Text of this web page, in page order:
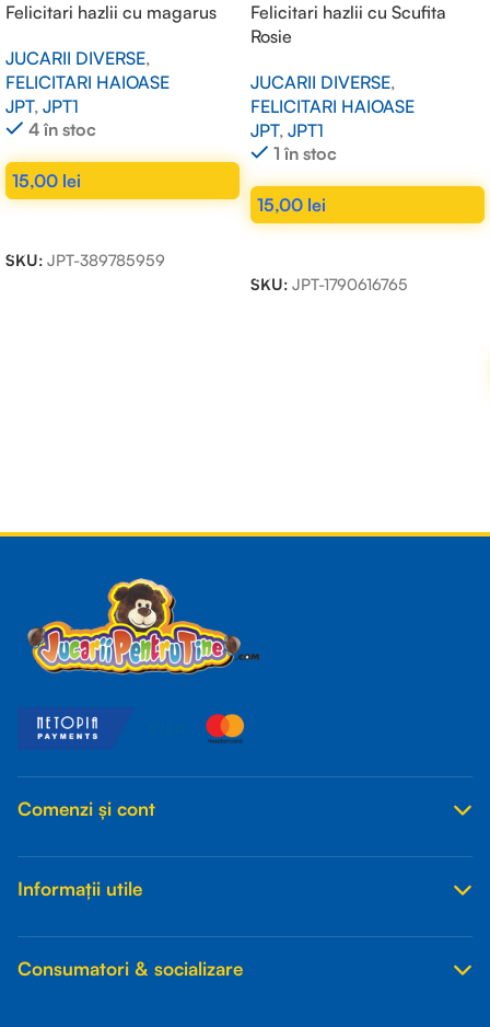
Felicitari hazlii cu magarus
JUCARII DIVERSE,
FELICITARI HAIOASE
JPT, JPT1
4 în stoc
15,00 lei
SKU: JPT-389785959
Felicitari hazlii cu Scufita
Rosie
JUCARII DIVERSE,
FELICITARI HAIOASE
JPT, JPT1
1 în stoc
15,00 lei
SKU: JPT-1790616765
Comenzi și cont
Informații utile
Consumatori & socializare